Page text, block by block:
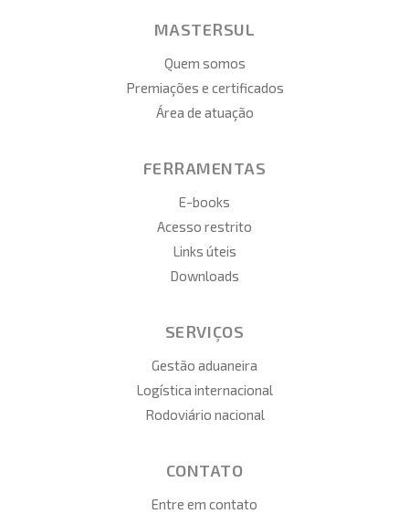
MASTERSUL
Quem somos
Premiações e certificados
Área de atuação
FERRAMENTAS
E-books
Acesso restrito
Links úteis
Downloads
SERVIÇOS
Gestão aduaneira
Logística internacional
Rodoviário nacional
CONTATO
Entre em contato